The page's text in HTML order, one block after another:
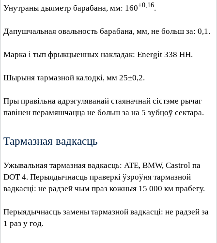
Унутраны дыяметр барабана, мм: 160+0,16.
Дапушчальная овальность барабана, мм, не больш за: 0,1.
Марка і тып фрыкцыенных накладак: Energit 338 НН.
Шырыня тармазной калодкі, мм 25±0,2.
Пры правільна адрэгуляванай стаяначнай сістэме рычаг
павінен перамяшчацца не больш за на 5 зубцоў сектара.
Тармазная вадкасць
Ужывальная тармазная вадкасць: ATE, BMW, Castrol па
DOT 4. Перыядычнасць праверкі ўзроўня тармазной
вадкасці: не радзей чым праз кожныя 15 000 км прабегу.
Перыядычнасць замены тармазной вадкасці: не радзей за
1 раз у год.